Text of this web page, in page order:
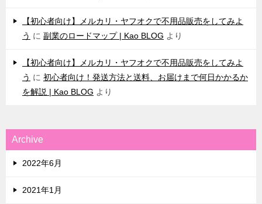
【初心者向け】メルカリ・ヤフオクで不用品販売をしてみよ
う に 副業のロードマップ | Kao BLOG より
【初心者向け】メルカリ・ヤフオクで不用品販売をしてみよ
う に 初心者向け！発送方法と送料、お届けまで何日かかるか
を解説 | Kao BLOG より
Archive
2022年6月
2021年1月